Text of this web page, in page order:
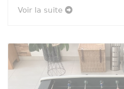
Voir la suite